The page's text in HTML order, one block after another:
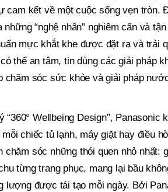
cam kết về một cuộc sống vẹn tròn.
những “nghệ nhân” nghiêm cẩn và
mực khắt khe được đặt ra và trải
thể an tâm, tin dùng các giải pháp
chăm sóc sức khỏe và giải pháp
“360° Wellbeing Design”,
chiếc tủ lạnh, máy giặt hay điều
chăm sóc những thói quen nhỏ
từng trang phục, mang lại bầu
lượng được tái tạo mỗi ngày. Bởi